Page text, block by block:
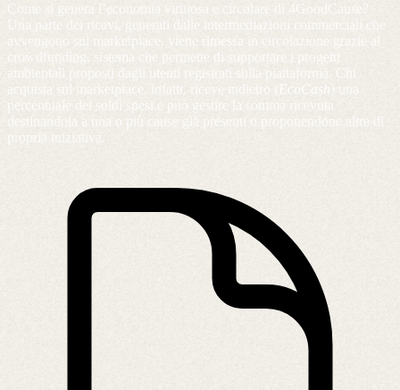
Come si genera l’economia virtuosa e circolare di 4GoodCause?
Una parte dei ricavi, generati dalle intermediazioni commerciali che
avvengono sul marketplace, viene rimessa in circolazione grazie al
crowdfunding, sistema che permette di supportare i progetti
ambientali proposti dagli utenti registrati sulla piattaforma. Chi
acquista sul marketplace, infatti, riceve indietro (
EcoCash
percentuale dei soldi spesi e può gestire la somma ricevuta
destinandola a una o più cause già presenti o proponendone altre di
propria iniziativa.